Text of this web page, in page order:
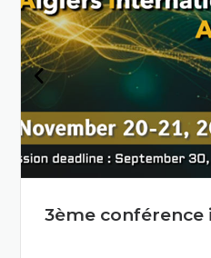
Cours de
de